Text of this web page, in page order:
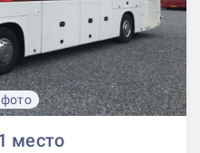
место